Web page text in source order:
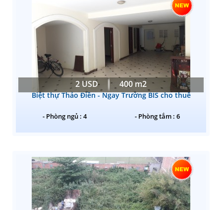
2 USD 400 m2
Biệt thự Thảo Điền - Ngay Trường BIS cho thuê
- Phòng ngủ : 4 - Phòng tắm : 6